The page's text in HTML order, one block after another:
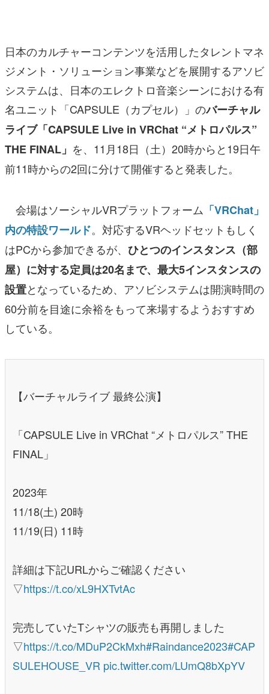
その他
電ファミニコゲーマーとは？
運営：株式会社マレ
日本のカルチャーコンテンツを活用したタレントマネ
ジメント・ソリューション事業などを展開するアソビ
システムは、日本のエレクトロ音楽シーンにおける有
名ユニット「CAPSULE（カプセル）」のバーチャル
ライブ「CAPSULE Live in VRChat “メトロパルス”
THE FINAL」 を、11月18日（土）20時からと19日午
前11時からの2回に分けて開催すると発表した。
会場はソーシャルVRプラットフォーム 「VRChat」
内の特設ワールド。対応するVRヘッドセットもしく
はPCから参加できるが、 ひとつのインスタンス（部
屋）に対する定員は20名まで、最大5インスタンスの
設置となっているため、アソビシステムは開演時間の
60分前を目途に余裕をもって来場するようおすすめ
している。
【バーチャルライブ 最終公演】
「CAPSULE Live in VRChat “メトロパルス” THE
FINAL」
2023年
11/18(土) 20時
11/19(日) 11時
詳細は下記URLからご確認ください
▽https://t.co/xL9HXTvtAc
完売していたTシャツの販売も再開しました
▽https://t.co/MDuP2CkMxh#Raindance2023#CAP
SULEHOUSE_VR pic.twitter.com/LUmQ8bXpYV